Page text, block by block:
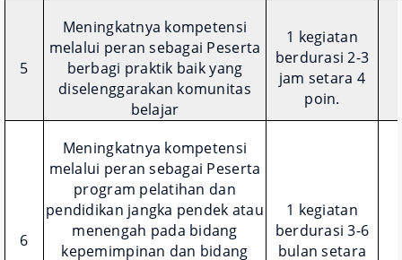
5
Meningkatnya kompetensi
melalui peran sebagai Peserta
berbagi praktik baik yang
diselenggarakan komunitas
belajar
1 kegiatan
berdurasi 2-3
jam setara 4
poin.
6
Meningkatnya kompetensi
melalui peran sebagai Peserta
program pelatihan dan
pendidikan jangka pendek atau
menengah pada bidang
kepemimpinan dan bidang
1 kegiatan
berdurasi 3-6
bulan setara